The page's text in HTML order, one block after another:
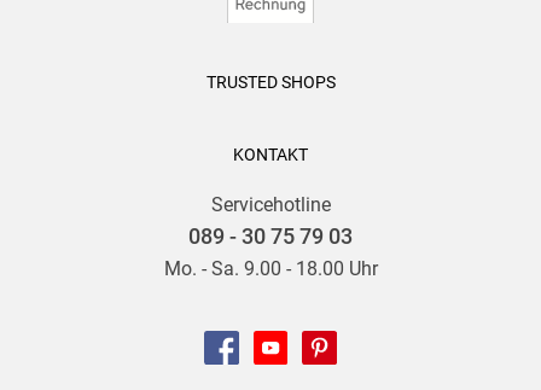
TRUSTED SHOPS
KONTAKT
Servicehotline
089 - 30 75 79 03
Mo. - Sa. 9.00 - 18.00 Uhr